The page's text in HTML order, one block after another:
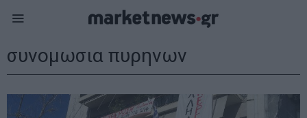
συνομωσια πυρηνων